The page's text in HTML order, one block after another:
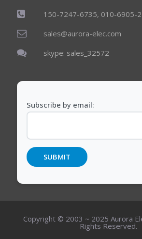
150-7247-6735, 010-6905-
sales@aurora-elec.com
skype: sales_32572
Subscribe by email:
Copyright © 2003 ~ 2025 Aurora
Rights Reserved.